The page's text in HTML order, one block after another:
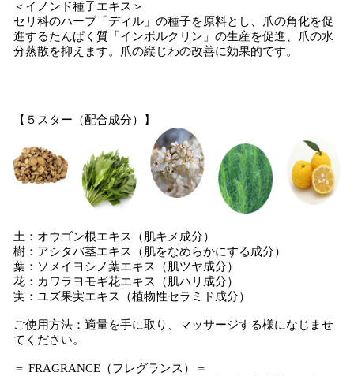
＜イノンド種子エキス＞
セリ科のハーブ「ディル」の種子を原料とし、爪の角化を促
進するたんぱく質「インボルクリン」の生産を促進、爪の水
分蒸散を抑えます。爪の縦じわの改善に効果的です。
【５スター（配合成分）】
土：オウゴン根エキス（肌キメ成分）
樹：アシタバ茎エキス（肌をなめらかにする成分）
葉：ソメイヨシノ葉エキス（肌ツヤ成分）
花：カワラヨモギ花エキス（肌ハリ成分）
実：ユズ果実エキス（植物性セラミド成分）
ご使用方法：適量を手に取り、マッサージする様になじませ
てください。
＝ FRAGRANCE（フレグランス）＝